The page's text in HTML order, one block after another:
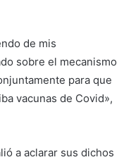
de mis
sobre el mecanismo
para que
vacunas de Covid»,
a aclarar sus dichos